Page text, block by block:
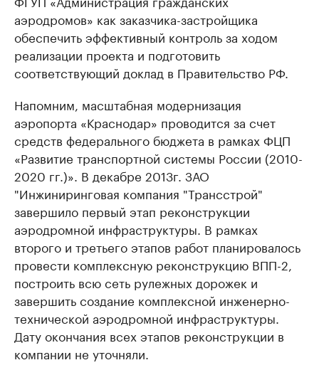
аэродромов» как заказчика-застройщика
обеспечить эффективный контроль за ходом
реализации проекта и подготовить
соответствующий доклад в Правительство РФ.
Напомним, масштабная модернизация
аэропорта «Краснодар» проводится за счет
средств федерального бюджета в рамках ФЦП
«Развитие транспортной системы России (2010-
2020 гг.)». В декабре 2013г. ЗАО
"Инжиниринговая компания "Трансстрой"
завершило первый этап реконструкции
аэродромной инфраструктуры. В рамках
второго и третьего этапов работ планировалось
провести комплексную реконструкцию ВПП-2,
построить всю сеть рулежных дорожек и
завершить создание комплексной инженерно-
технической аэродромной инфраструктуры.
Дату окончания всех этапов реконструкции в
компании не уточняли.